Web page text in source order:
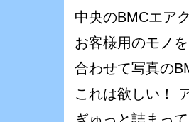
中央のBMCエア
お客様用のモノを
合わせて写真の
これは欲しい！